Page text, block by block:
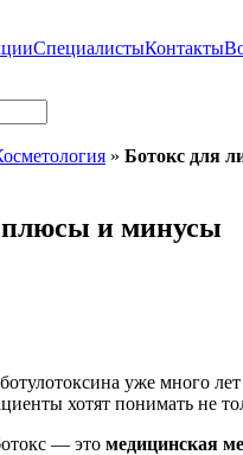
СпециалистыКонтакты
» Ботокс для
плюсы и минусы
уже много
хотят понимать не
— это медицинская